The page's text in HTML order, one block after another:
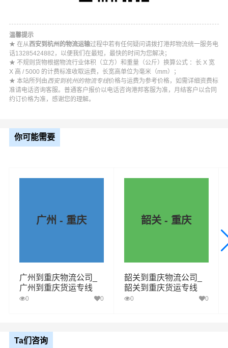
温馨提示
★ 在从西安到杭州的物流运输过程中若有任何疑问请拨打港邦物流统一服务电
话13285424882，以便我们在最短，最快的时间为您解决；
★ 不规则货物根据物流行业体积（立方）和重量（公斤）换算公式 ：长 X 宽
X 高 / 5000 的计费标准收取运费，长宽高单位为毫米（mm）；
★ 本站所列由西安到杭州的物流专线价格与运费为参考价格，如需详细资费标
准请电话咨询客服。普通客户报价以电话咨询港邦客服为准，月结客户以合同
约订价格为准，感谢您的理解。
你可能需要
广州 - 重庆
广州到重庆物流公司_
广州到重庆货运专线
0 0
韶关 - 重庆
韶关到重庆物流公司_
韶关到重庆货运专线
0 0
Ta们咨询